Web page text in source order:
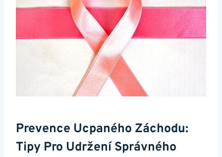
Prevence Ucpaného Záchodu:⁣
Tipy‍ Pro Udržení Správného⁢